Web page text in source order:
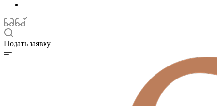
Подать заявку